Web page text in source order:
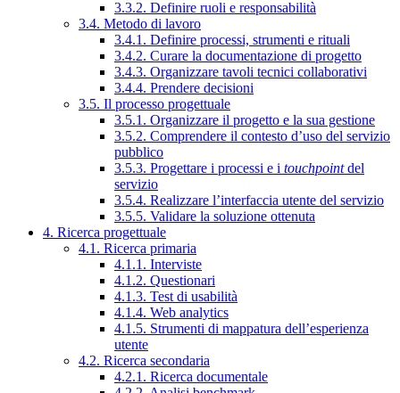
3.3.2. Definire ruoli e responsabilità
3.4. Metodo di lavoro
3.4.1. Definire processi, strumenti e rituali
3.4.2. Curare la documentazione di progetto
3.4.3. Organizzare tavoli tecnici collaborativi
3.4.4. Prendere decisioni
3.5. Il processo progettuale
3.5.1. Organizzare il progetto e la sua gestione
3.5.2. Comprendere il contesto d’uso del servizio
pubblico
3.5.3. Progettare i processi e i touchpointdel
servizio
3.5.4. Realizzare l’interfaccia utente del servizio
3.5.5. Validare la soluzione ottenuta
4. Ricerca progettuale
4.1. Ricerca primaria
4.1.1. Interviste
4.1.2. Questionari
4.1.3. Test di usabilità
4.1.4. Web analytics
4.1.5. Strumenti di mappatura dell’esperienza
utente
4.2. Ricerca secondaria
4.2.1. Ricerca documentale